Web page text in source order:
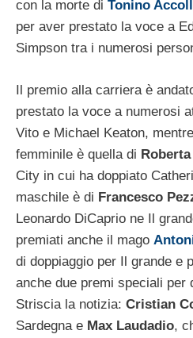
con la morte di Tonino
per aver prestato la voce a
Simpson tra i numerosi
Il premio alla carriera è
prestato la voce a numerosi
Vito e Michael Keaton,
femminile è quella di
City in cui ha doppiato
maschile è di Francesco
Leonardo DiCaprio ne Il
premiati anche il mago
di doppiaggio per Il grande e
anche due premi speciali per
Striscia la notizia: Cristian
Sardegna e Max Laudadio,